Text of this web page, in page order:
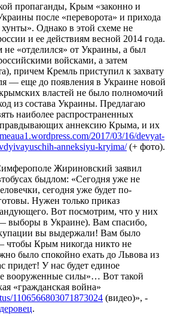
пропаганды, Крым «законно и
после «переворота» и прихода
Однако в этой схеме не
и ее действиям весной 2014 года.
«отделился» от Украины, а был
войсками, а затем
причем Кремль приступил к захвату
— еще до появления в Украине новой
властей не было полномочий
из состава Украины. Предлагаю
наиболее распространенных
аннексию Крыма, и их
2017/03/16/devyat-
anneksiyu-kryima/(+ фото).
Жириновский заявил
быдлом: «Сегодня уже не
сегодня уже будет по-
Нужен только приказ
Вот посмотрим, что у них
выборы в Украине). Вам спасибо,
вы выдержали! Вам было
чтобы Крым никогда никто не
было спокойно ехать до Львова из
придет! У нас будет единое
вооруженные силы»… Вот такой
«гражданская война»
1106566803071873024 (видео)», -
.